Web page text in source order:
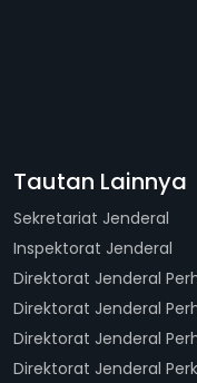
Tautan Lainnya
Sekretariat Jenderal
Inspektorat Jenderal
Direktorat Jenderal
Direktorat Jenderal
Direktorat Jenderal
Direktorat Jenderal